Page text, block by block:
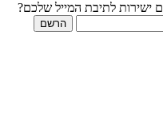
ישירות לתיבת המייל שלכם?